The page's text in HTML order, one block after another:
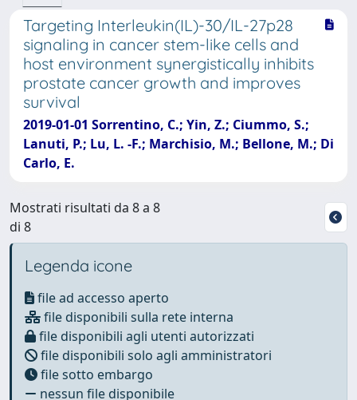
Targeting Interleukin(IL)-30/IL-27p28
signaling in cancer stem-like cells and
host environment synergistically inhibits
prostate cancer growth and improves
survival
2019-01-01 Sorrentino, C.; Yin, Z.; Ciummo, S.;
Lanuti, P.; Lu, L. -F.; Marchisio, M.; Bellone, M.; Di
Carlo, E.
Mostrati risultati da 8 a 8
di 8
Legenda icone
file ad accesso aperto
file disponibili sulla rete interna
file disponibili agli utenti autorizzati
file disponibili solo agli amministratori
file sotto embargo
nessun file disponibile